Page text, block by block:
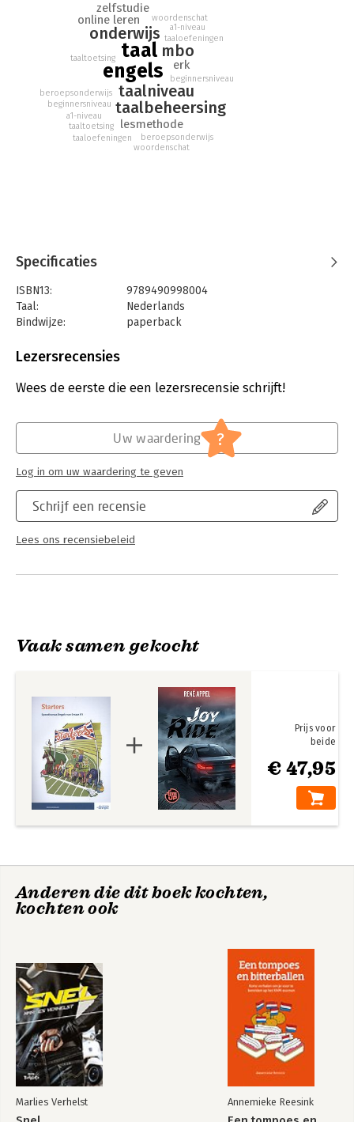
engels
taal
taalniveau
onderwijs
taalbeheersing
mbo
lesmethode
online leren
erk
zelfstudie
woordenschat
taaloefeningen
beginnersniveau
taaltoetsing
beroepsonderwijs
a1-niveau
woordenschat
taaloefeningen
beginnersniveau
taaltoetsing
beroepsonderwijs
a1-niveau
Specificaties
ISBN13:
9789490998004
Taal:
Nederlands
Bindwijze:
paperback
Druk:
Lezersrecensies
Wees de eerste die een lezersrecensie schrijft!
Schrijf een recensie
Lees ons recensiebeleid
Uw waardering ?
Log in om uw waardering te geven
Vaak samen gekocht
€ 47,95
Prijs voor
beide
Anderen die dit boek kochten,
kochten ook
Marlies Verhelst Annemieke Reesink